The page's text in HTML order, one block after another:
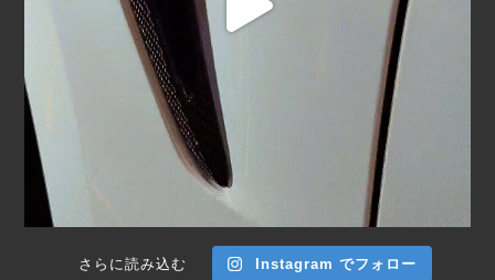
さらに読み込む Instagram でフォロー